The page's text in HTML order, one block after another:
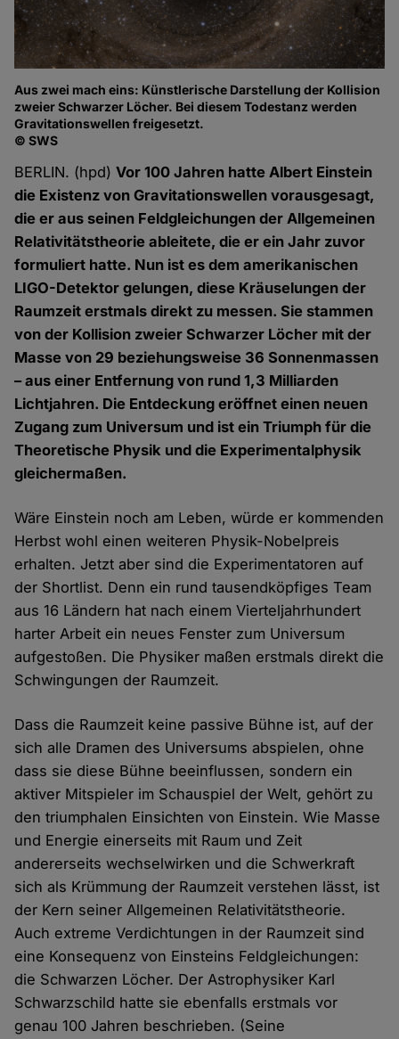
Aus zwei mach eins: Künstlerische Darstellung der Kollision
zweier Schwarzer Löcher. Bei diesem Todestanz werden
Gravitationswellen freigesetzt.
© SWS
BERLIN. (hpd)Vor 100 Jahren hatte Albert Einstein
die Existenz von Gravitationswellen vorausgesagt,
die er aus seinen Feldgleichungen der Allgemeinen
Relativitätstheorie ableitete, die er ein Jahr zuvor
formuliert hatte. Nun ist es dem amerikanischen
LIGO-Detektor gelungen, diese Kräuselungen der
Raumzeit erstmals direkt zu messen. Sie stammen
von der Kollision zweier Schwarzer Löcher mit der
Masse von 29 beziehungsweise 36 Sonnenmassen
– aus einer Entfernung von rund 1,3 Milliarden
Lichtjahren. Die Entdeckung eröffnet einen neuen
Zugang zum Universum und ist ein Triumph für die
Theoretische Physik und die Experimentalphysik
gleichermaßen.
Wäre Einstein noch am Leben, würde er kommenden
Herbst wohl einen weiteren Physik-Nobelpreis
erhalten. Jetzt aber sind die Experimentatoren auf
der Shortlist. Denn ein rund tausendköpfiges Team
aus 16 Ländern hat nach einem Vierteljahrhundert
harter Arbeit ein neues Fenster zum Universum
aufgestoßen. Die Physiker maßen erstmals direkt die
Schwingungen der Raumzeit.
Dass die Raumzeit keine passive Bühne ist, auf der
sich alle Dramen des Universums abspielen, ohne
dass sie diese Bühne beeinflussen, sondern ein
aktiver Mitspieler im Schauspiel der Welt, gehört zu
den triumphalen Einsichten von Einstein. Wie Masse
und Energie einerseits mit Raum und Zeit
andererseits wechselwirken und die Schwerkraft
sich als Krümmung der Raumzeit verstehen lässt, ist
der Kern seiner Allgemeinen Relativitätstheorie.
Auch extreme Verdichtungen in der Raumzeit sind
eine Konsequenz von Einsteins Feldgleichungen:
die Schwarzen Löcher. Der Astrophysiker Karl
Schwarzschild hatte sie ebenfalls erstmals vor
genau 100 Jahren beschrieben. (Seine